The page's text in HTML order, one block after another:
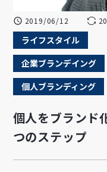
2019/06/12
ライフスタイル
企業ブランデイング
個人ブランディング
個人をブランド
つのステップ